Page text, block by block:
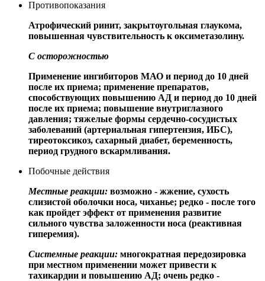
Противопоказания
Атрофический ринит, закрытоугольная глаукома,
повышенная чувствительность к оксиметазолину.
С осторожностью
Применение ингибиторов МАО и период до 10 дней
после их приема; применение препаратов,
способствующих повышению АД и период до 10 дней
после их приема; повышение внутриглазного
давления; тяжелые формы сердечно-сосудистых
заболеваний (артериальная гипертензия, ИБС),
тиреотоксикоз, сахарный диабет, беременность,
период грудного вскармливания.
Побочные действия
Местные реакции: возможно - жжение, сухость
слизистой оболочки носа, чиханье; редко - после того
как пройдет эффект от применения развитие
сильного чувства заложенности носа (реактивная
гиперемия).
Системные реакции: многократная передозировка
при местном применении может привести к
тахикардии и повышению АД; очень редко -